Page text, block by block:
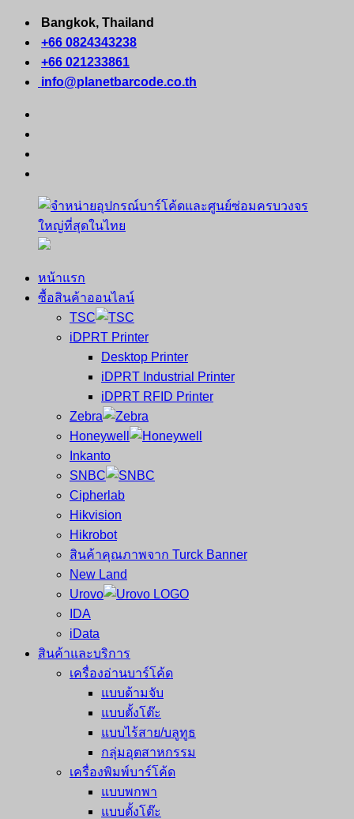
Skip
content
Bangkok, Thailand
+66 0824343238
+66 021233861
info@planetbarcode.co.th
จำหน่าย
คอมพิวเตอร์
หน้าแรก
ซื้อสินค้าออนไลน์
TSC
iDPRT Printer
Desktop Printer
iDPRT Industrial Printer
iDPRT RFID Printer
Zebra
Honeywell
Inkanto
SNBC
Cipherlab
Hikvision
Hikrobot
สินค้าคุณภาพจาก Turck Banner
New Land
Urovo
IDA
iData
สินค้าและบริการ
เครื่องอ่านบาร์โค้ด
แบบด้ามจับ
แบบตั้งโต๊ะ
แบบไร้สาย/บลูทูธ
กลุ่มอุตสาหกรรม
เครื่องพิมพ์บาร์โค้ด
แบบพกพา
แบบตั้งโต๊ะ